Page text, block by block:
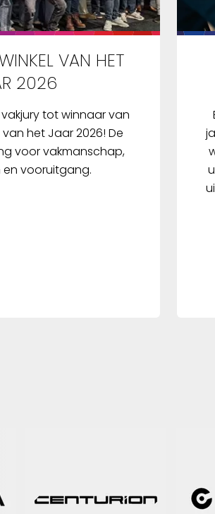
VAN HET
2026
tot winnaar van
het Jaar 2026! De
voor vakmanschap,
vooruitgang.